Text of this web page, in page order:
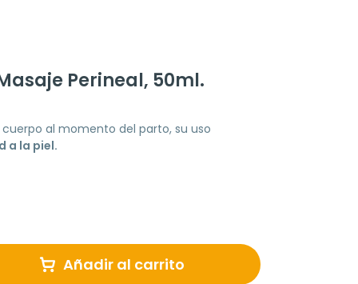
Perineal, 50ml.
al momento del parto, su uso
a la piel.
Añadir al carrito